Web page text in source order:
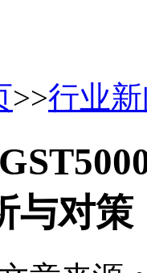
>>行业
与对策